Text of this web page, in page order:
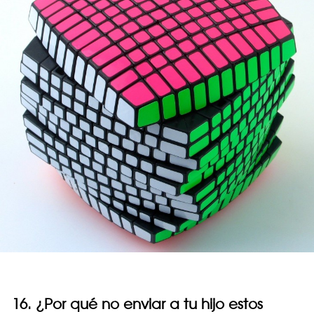
16. ¿Por qué no enviar a tu hijo estos